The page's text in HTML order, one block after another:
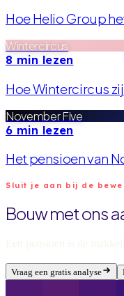
Hoe Helio Group
Wintercircus
8 min lezen
Hoe Wintercircus
November Five
6 min lezen
Het pensioen van
Sluit je aan bij de
Bouw met ons
Vraag een gratis analyse